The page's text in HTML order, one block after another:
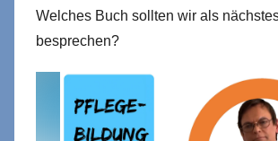
Welches Buch sollten wir als
besprechen?